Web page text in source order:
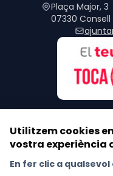
Plaça Major, 3
07330 Consell
Utilitzem cookies
vostra experiència
En fer clic a